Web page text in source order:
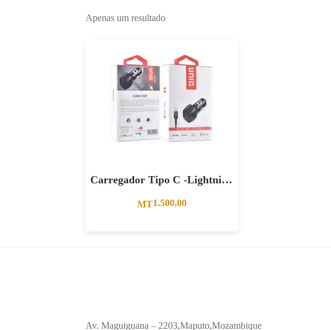
Apenas um resultado
Carregador Tipo C -Lightning
MT1.500,00
Av. Maguiguana – 2203,Maputo,Mozambique